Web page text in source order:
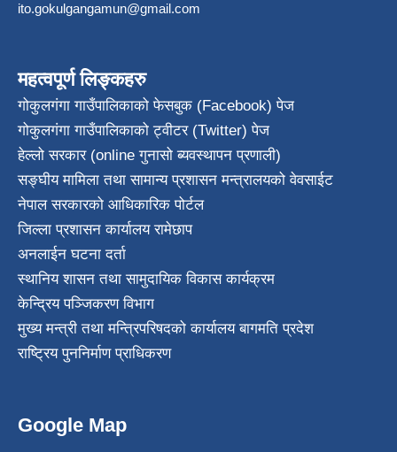
ito.gokulgangamun@gmail.com
महत्वपूर्ण लिङ्कहरु
गोकुलगंगा गाउँपालिकाको फेसबुक (Facebook) पेज
गोकुलगंगा गाउँपालिकाको ट्वीटर (Twitter) पेज
हेल्लो सरकार (online गुनासो ब्यवस्थापन प्रणाली)
सङ्घीय मामिला तथा सामान्य प्रशासन मन्त्रालयको वेवसाईट
नेपाल सरकारको आधिकारिक पोर्टल
जिल्ला प्रशासन कार्यालय रामेछाप
अनलाईन घटना दर्ता
स्थानिय शासन तथा सामुदायिक विकास कार्यक्रम
केन्द्रिय पञ्जिकरण विभाग
मुख्य मन्त्री तथा मन्त्रिपरिषदको कार्यालय बागमति प्रदेश
राष्ट्रिय पुननिर्माण प्राधिकरण
Google Map